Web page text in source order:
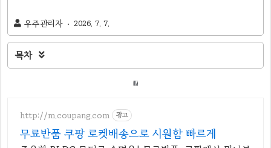
우주관리자 2026. 7. 7.
목차 
http://m.coupang.com 광고
무료반품 쿠팡 로켓배송으로 시원함 빠르게